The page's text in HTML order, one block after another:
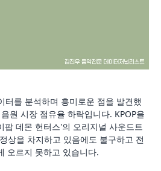
터를 분석하며 흥미로운 점을 발견했
원 시장 점유율 하락입니다. KPOP을
팝 데몬 헌터스'의 오리지널 사운드트
상을 차지하고 있음에도 불구하고 전
오르지 못하고 있습니다.